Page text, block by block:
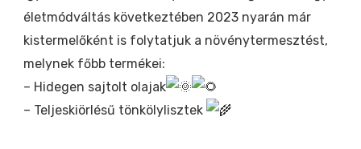
életmódváltás következtében 2023 nyarán már
kistermelőként is folytatjuk a növénytermesztést,
melynek főbb termékei:
– Hidegen sajtolt olajak
– Teljeskiörlésű tönkölylisztek